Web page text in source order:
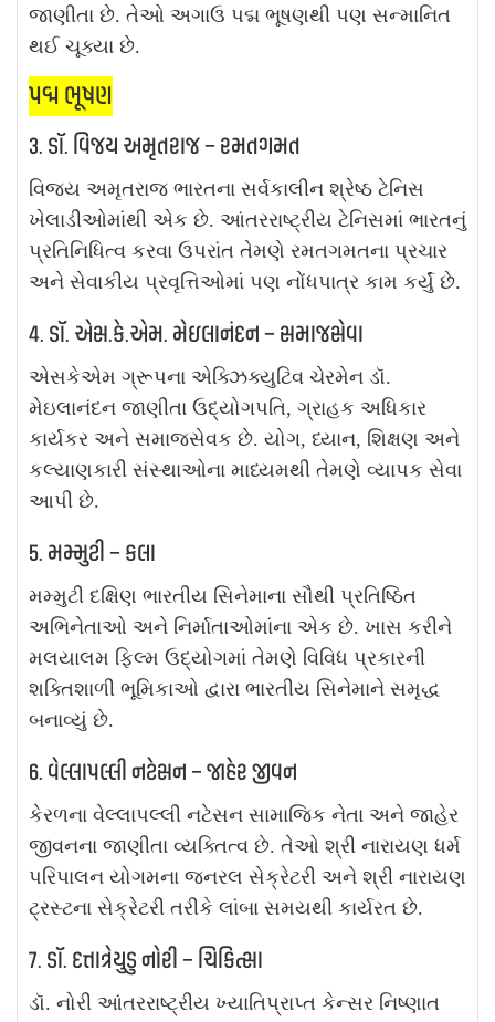
જાણીતા છે. તેઓ અગાઉ પદ્મ ભૂષણથી પણ સન્માનિત
થઈ ચૂક્યા છે.
પદ્મ ભૂષણ
3. ડૉ. વિજય અમૃતરાજ – રમતગમત
વિજય અમૃતરાજ ભારતના સર્વકાલીન શ્રેષ્ઠ ટેનિસ
ખેલાડીઓમાંથી એક છે. આંતરરાષ્ટ્રીય ટેનિસમાં ભારતનું
પ્રતિનિધિત્વ કરવા ઉપરાંત તેમણે રમતગમતના પ્રચાર
અને સેવાકીય પ્રવૃત્તિઓમાં પણ નોંધપાત્ર કામ કર્યું છે.
4. ડૉ. એસ.કે.એમ. મેઇલાનંદન – સમાજસેવા
એસકેએમ ગ્રૂપના એક્ઝિક્યુટિવ ચેરમેન ડૉ.
મેઇલાનંદન જાણીતા ઉદ્યોગપતિ, ગ્રાહક અધિકાર
કાર્યકર અને સમાજસેવક છે. યોગ, ધ્યાન, શિક્ષણ અને
કલ્યાણકારી સંસ્થાઓના માધ્યમથી તેમણે વ્યાપક સેવા
આપી છે.
5. મમ્મુટી – કલા
મમ્મુટી દક્ષિણ ભારતીય સિનેમાના સૌથી પ્રતિષ્ઠિત
અભિનેતાઓ અને નિર્માતાઓમાંના એક છે. ખાસ કરીને
મલયાલમ ફિલ્મ ઉદ્યોગમાં તેમણે વિવિધ પ્રકારની
શક્તિશાળી ભૂમિકાઓ દ્વારા ભારતીય સિનેમાને સમૃદ્ધ
બનાવ્યું છે.
6. વેલ્લાપલ્લી નટેસન – જાહેર જીવન
કેરળના વેલ્લાપલ્લી નટેસન સામાજિક નેતા અને જાહેર
જીવનના જાણીતા વ્યક્તિત્વ છે. તેઓ શ્રી નારાયણ ધર્મ
પરિપાલન યોગમના જનરલ સેક્રેટરી અને શ્રી નારાયણ
ટ્રસ્ટના સેક્રેટરી તરીકે લાંબા સમયથી કાર્યરત છે.
7. ડૉ. દત્તાત્રેયુડુ નોરી – ચિકિત્સા
ડૉ. નોરી આંતરરાષ્ટ્રીય ખ્યાતિપ્રાપ્ત કેન્સર નિષ્ણાત